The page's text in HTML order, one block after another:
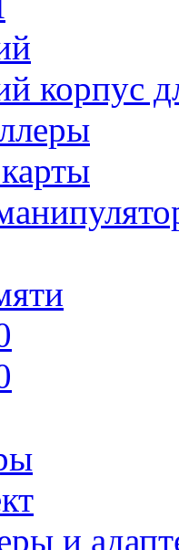
корпус
и